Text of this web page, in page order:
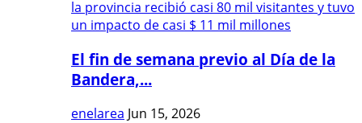
El fin de semana previo al Día de la
Bandera,...
enelarea Jun 15, 2026